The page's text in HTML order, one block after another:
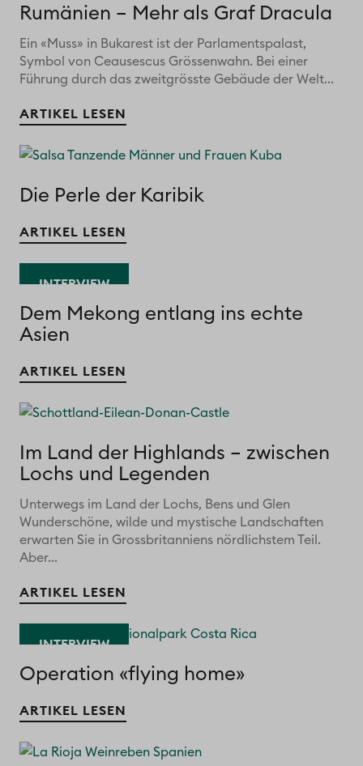
Rumänien – Mehr als Graf Dracula
Ein «Muss» in Bukarest ist der Parlamentspalast,
Symbol von Ceausescus Grössenwahn. Bei einer
Führung durch das zweitgrösste Gebäude der Welt...
ARTIKEL LESEN
Die Perle der Karibik
ARTIKEL LESEN
INTERVIEW
Dem Mekong entlang ins echte
Asien
ARTIKEL LESEN
Im Land der Highlands – zwischen
Lochs und Legenden
Unterwegs im Land der Lochs, Bens und Glen
Wunderschöne, wilde und mystische Landschaften
erwarten Sie in Grossbritanniens nördlichstem Teil.
Aber...
ARTIKEL LESEN
INTERVIEW
Operation «flying home»
ARTIKEL LESEN